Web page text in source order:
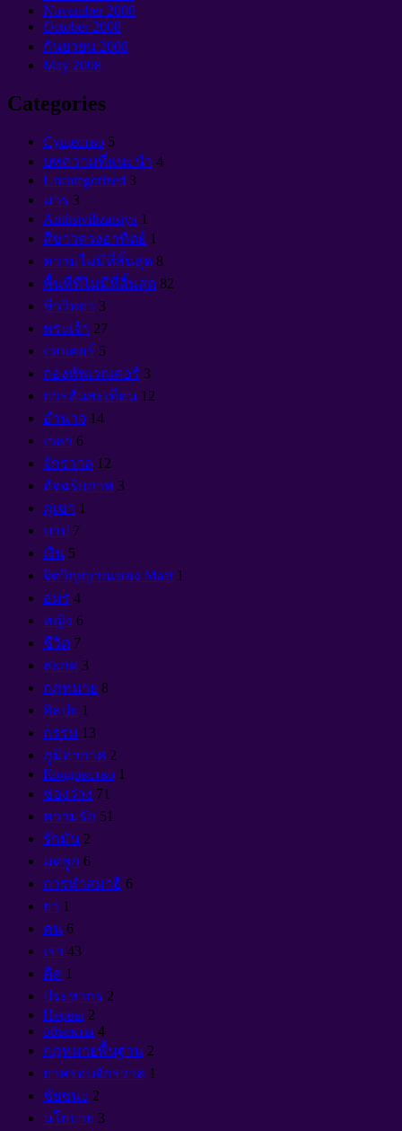
November2008
October2008
กันยายน 2008
May 2008
Categories
Cущество 5
บทความที่แนะนำ 4
Uncategorized 3
มาร 3
Antitsivilizatsiya 1
สีขาวดวงอาทิตย์ 1
ความไม่มีที่สิ้นสุด 8
พื้นที่ที่ไม่มีที่สิ้นสุด 82
ชีววิทยา 3
พระเจ้า 27
เวกเตอร์ 5
กองทัพเวกเตอร์ 3
การสั่นสะเทือน 12
อำนาจ 14
เวลา 6
จักรวาล 12
อัจฉริยภาพ 3
ภูเขา 1
บาป 7
เงิน 5
จิตวิญญาณของ Maat 1
อมร 4
หญิง 6
ชีวิต 7
สะกด 3
กฎหมาย 8
ศิลปะ 1
กรรม 13
ภูมิอากาศ 2
Колдовство 1
ช่องว่าง 71
ความรัก 51
รักมัน 2
มดลูก 6
การทำสมาธิ 6
ยา 1
คน 6
เรา 43
คิด 1
ประชากร 2
Нервы 2
объекты 4
กฎหมายพื้นฐาน 2
ยาครอบจักรวาล 1
ชัยชนะ 2
นโยบาย 3